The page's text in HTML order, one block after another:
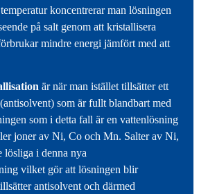
koncentrerar man lösningen
på salt genom att kristallisera
mindre energi jämfört med att
är när man istället tillsätter ett
som är fullt blandbart med
som i detta fall är en vattenlösning
joner av Ni, Co och Mn. Salter av Ni,
i denna nya
vilket gör att lösningen blir
antisolvent och därmed